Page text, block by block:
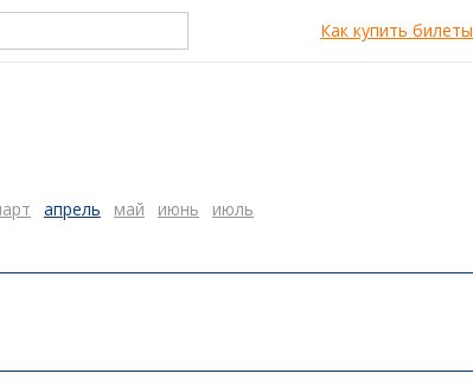
Как купить билеты
апрель май июнь июль